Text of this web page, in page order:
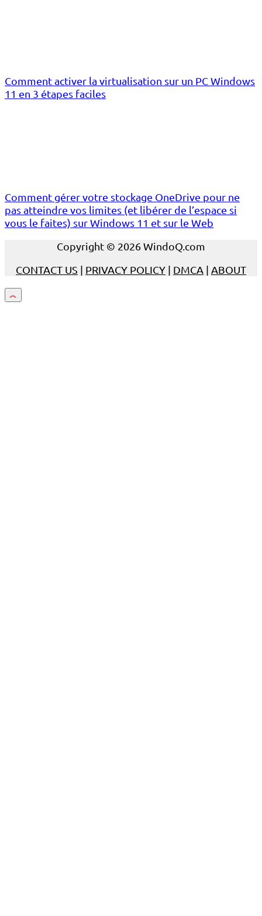
Comment activer la virtualisation sur un PC Windows
11 en 3 étapes faciles
Comment gérer votre stockage OneDrive pour ne
pas atteindre vos limites (et libérer de l’espace si
vous le faites) sur Windows 11 et sur le Web
Copyright © 2026 WindoQ.com
CONTACT US | PRIVACY POLICY | DMCA | ABOUT